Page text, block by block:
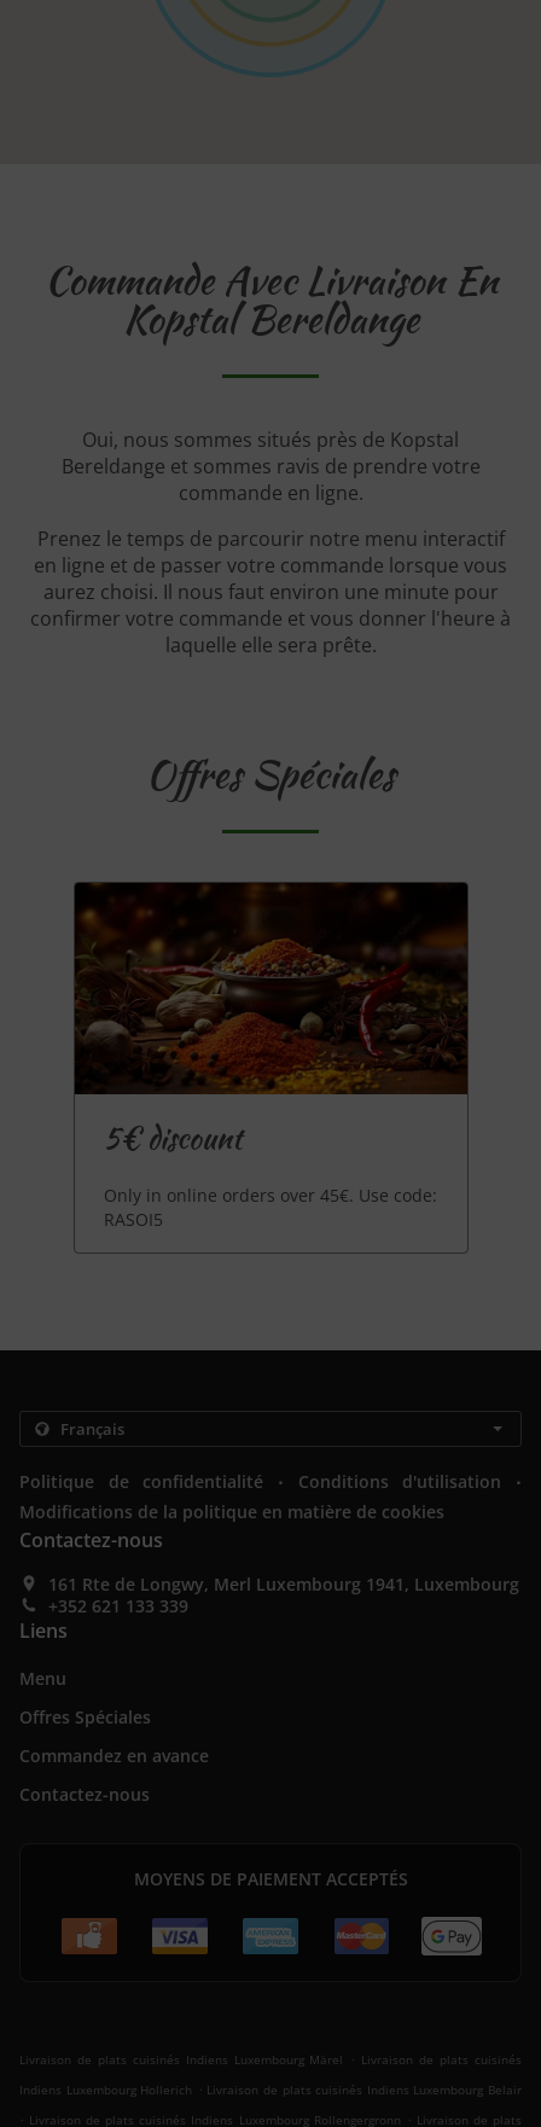
Commande Avec Livraison En
Kopstal Bereldange
Oui, nous sommes situés près de Kopstal
Bereldange et sommes ravis de prendre votre
commande en ligne.
Prenez le temps de parcourir notre menu interactif
en ligne et de passer votre commande lorsque vous
aurez choisi. Il nous faut environ une minute pour
confirmer votre commande et vous donner l'heure à
laquelle elle sera prête.
Offres Spéciales
5€ discount
Only in online orders over 45€. Use code:
RASOI5
Politique de confidentialité . Conditions d'utilisation .
Modifications de la politique en matière de cookies
Contactez-nous
161 Rte de Longwy, Merl Luxembourg 1941, Luxembourg
+352 621 133 339
Liens
Menu
Offres Spéciales
Commandez en avance
Contactez-nous
MOYENS DE PAIEMENT ACCEPTÉS
Livraison de plats cuisinés Indiens Luxembourg Märel . Livraison de plats cuisinés
Indiens Luxembourg Hollerich . Livraison de plats cuisinés Indiens Luxembourg Belair
. Livraison de plats cuisinés Indiens Luxembourg Rollengergronn . Livraison de plats